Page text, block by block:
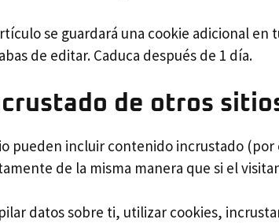
se guardará una cookie adicional
de editar. Caduca después de 1 día.
de otros
pueden incluir contenido incrustado
de la misma manera que si el
datos sobre ti, utilizar cookies,